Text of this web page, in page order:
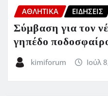
ΑΘΛΗΤΙΚΑ ΕΙΔΗΣΕΙΣ
Σύμβαση για τον
γηπέδο
kimiforum Ιούλ